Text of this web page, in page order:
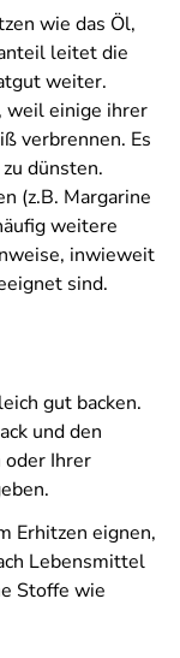
wie das Öl,
leitet die
weiter.
weil einige ihrer
verbrennen. Es
dünsten.
(z.B. Margarine
weitere
inwieweit
sind.
gut backen.
und den
Ihrer
Erhitzen eignen,
Lebensmittel
Stoffe wie